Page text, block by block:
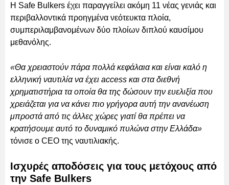
Η Safe Bulkers έχει παραγγείλει ακόμη 11 νέας γενιάς και
περιβαλλοντικά προηγμένα νεότευκτα πλοία,
συμπεριλαμβανομένων δύο πλοίων διπλού καυσίμου
μεθανόλης.
«Θα χρειαστούν πάρα πολλά κεφάλαια και είναι καλό η
ελληνική ναυτιλία να έχει access και στα διεθνή
χρηματιστήρια τα οποία θα της δώσουν την ευελιξία που
χρειάζεται για να κάνει πιο γρήγορα αυτή την ανανέωση
μπροστά από τις άλλες χώρες γιατί θα πρέπει να
κρατήσουμε αυτό το δυναμικό πυλώνα στην Ελλάδα»
τόνισε ο CEO της ναυτιλιακής.
Ισχυρές αποδόσεις για τους μετόχους από
την Safe Bulkers